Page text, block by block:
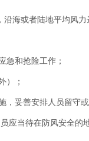
或者陆地平均风力
和抢险工作；
）；
妥善安排人员留守或
当待在防风安全的